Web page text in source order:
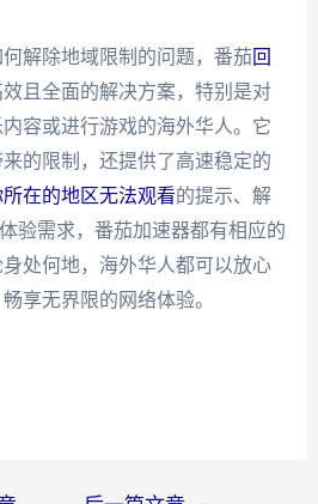
解除地域限制的问题，番茄回
且全面的解决方案，特别是对
容或进行游戏的海外华人。它
的限制，还提供了高速稳定的
在的地区无法观看的提示、解
验需求，番茄加速器都有相应的
处何地，海外华人都可以放心
享无界限的网络体验。